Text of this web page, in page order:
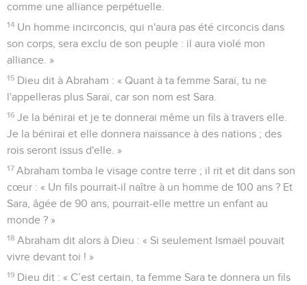
comme une alliance perpétuelle.
14 Un homme incirconcis, qui n'aura pas été circoncis dans
son corps, sera exclu de son peuple : il aura violé mon
alliance. »
15 Dieu dit à Abraham : « Quant à ta femme Saraï, tu ne
l'appelleras plus Saraï, car son nom est Sara.
16 Je la bénirai et je te donnerai même un fils à travers elle.
Je la bénirai et elle donnera naissance à des nations ; des
rois seront issus d'elle. »
17 Abraham tomba le visage contre terre ; il rit et dit dans son
cœur : « Un fils pourrait-il naître à un homme de 100 ans ? Et
Sara, âgée de 90 ans, pourrait-elle mettre un enfant au
monde ? »
18 Abraham dit alors à Dieu : « Si seulement Ismaël pouvait
vivre devant toi ! »
19 Dieu dit : « C’est certain, ta femme Sara te donnera un fils